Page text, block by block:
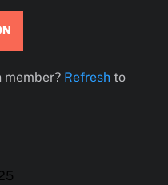
member? Refresh to